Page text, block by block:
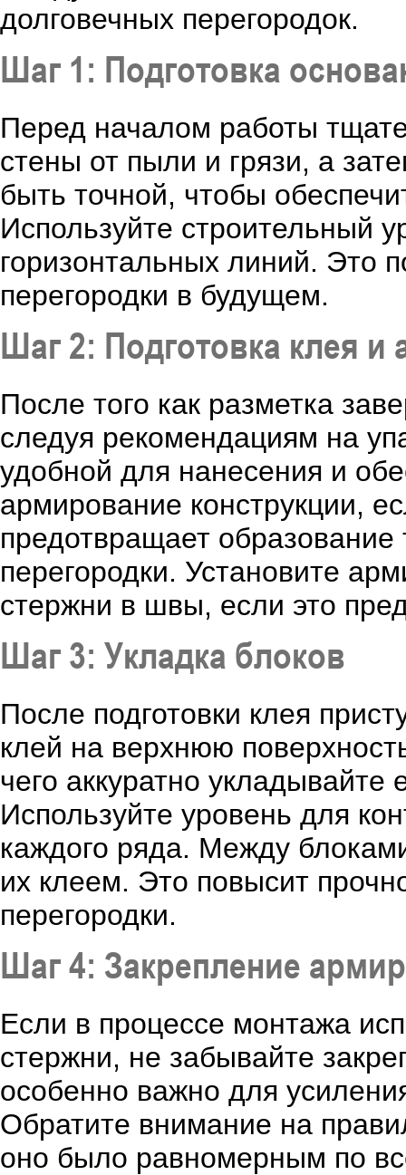
долговечных перегородок.
Шаг 1: Подготовка
Перед началом работы
стены от пыли и грязи, а
быть точной, чтобы
Используйте строительный
горизонтальных линий. Это
перегородки в будущем.
Шаг 2: Подготовка клея и
После того как разметка
следуя рекомендациям на
удобной для нанесения и
армирование конструкции,
предотвращает
перегородки. Установите
стержни в швы, если это
Шаг 3: Укладка блоков
После подготовки клея
клей на верхнюю
чего аккуратно укладывайте
Используйте уровень для
каждого ряда. Между
их клеем. Это повысит
перегородки.
Шаг 4: Закрепление
Если в процессе монтажа
стержни, не забывайте
особенно важно для
Обратите внимание на
оно было равномерным по